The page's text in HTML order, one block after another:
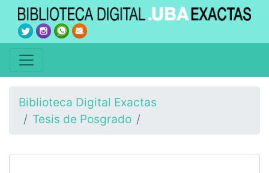
Biblioteca Digital Exactas
Tesis de Posgrado